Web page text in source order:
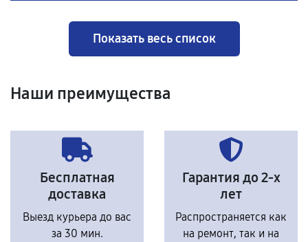
Показать весь список
Наши преимущества
Бесплатная
доставка
Выезд курьера до вас
за 30 мин.
Гарантия до 2-х
лет
Распространяется как
на ремонт, так и на